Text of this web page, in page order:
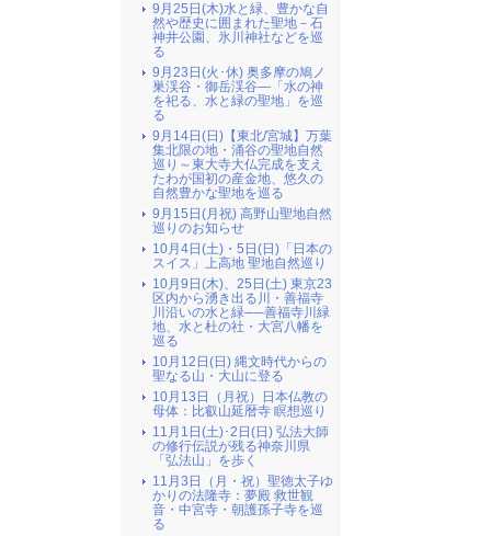
9月25日(木)水と緑、豊かな自
然や歴史に囲まれた聖地－石
神井公園、氷川神社などを巡
る
9月23日(火･休) 奥多摩の鳩ノ
巣渓谷・御岳渓谷―「水の神
を祀る、水と緑の聖地」を巡
る
9月14日(日)【東北/宮城】万葉
集北限の地・涌谷の聖地自然
巡り～東大寺大仏完成を支え
たわが国初の産金地、悠久の
自然豊かな聖地を巡る
9月15日(月祝) 高野山聖地自然
巡りのお知らせ
10月4日(土)・5日(日)「日本の
スイス」上高地 聖地自然巡り
10月9日(木)、25日(土) 東京23
区内から湧き出る川・善福寺
川沿いの水と緑──善福寺川緑
地、水と杜の社・大宮八幡を
巡る
10月12日(日) 縄文時代からの
聖なる山・大山に登る
10月13日（月祝）日本仏教の
母体：比叡山延暦寺 瞑想巡り
11月1日(土)･2日(日) 弘法大師
の修行伝説が残る神奈川県
「弘法山」を歩く
11月3日（月・祝）聖徳太子ゆ
かりの法隆寺：夢殿 救世観
音・中宮寺・朝護孫子寺を巡
る